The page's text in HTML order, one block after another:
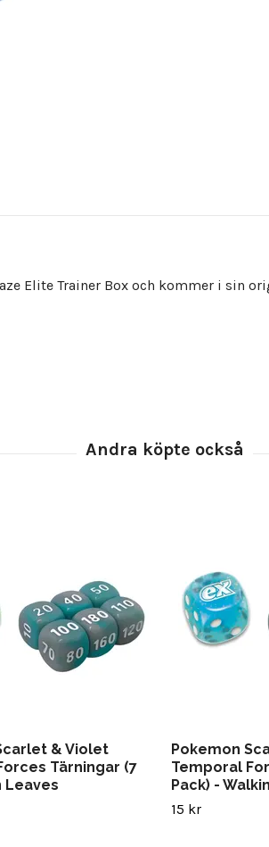
Elite Trainer Box och kommer i sin
& Violet
Tärningar (7
Leaves
Pokemon
Temporal
Pack) -
15 kr